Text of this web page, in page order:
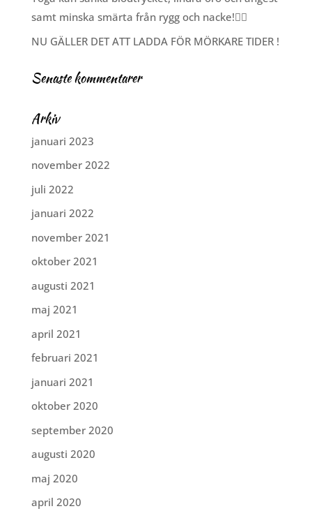
samt minska smärta från rygg och nacke!🧘‍♂️
NU GÄLLER DET ATT LADDA FÖR MÖRKARE TIDER !
Senaste kommentarer
Arkiv
januari 2023
november 2022
juli 2022
januari 2022
november 2021
oktober 2021
augusti 2021
maj 2021
april 2021
februari 2021
januari 2021
oktober 2020
september 2020
augusti 2020
maj 2020
april 2020